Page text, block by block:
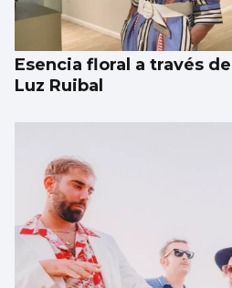
Esencia floral a través
Luz Ruibal